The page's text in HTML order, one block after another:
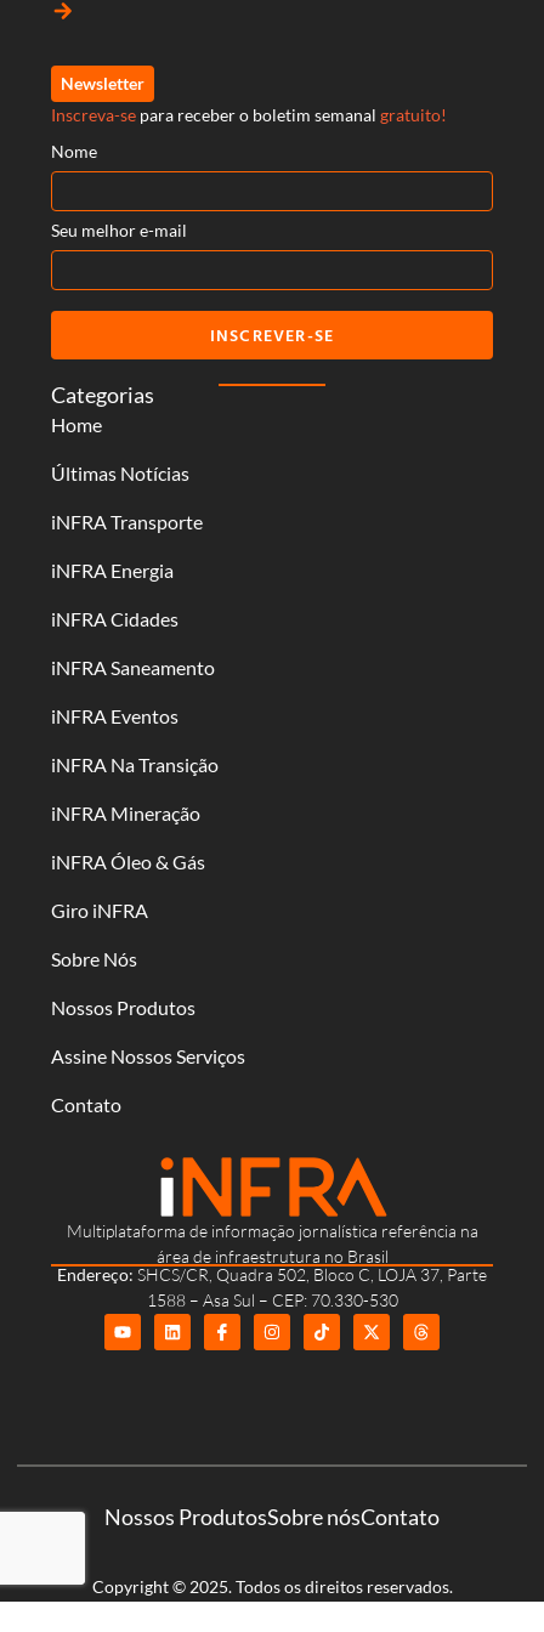
Multiplataforma de informação jornalística referência na
área de infraestrutura no Brasil
Endereço: SHCS/CR, Quadra 502, Bloco C, LOJA 37, Parte
1588 – Asa Sul – CEP: 70.330-530
Categorias
Home
Últimas Notícias
iNFRA Transporte
iNFRA Energia
iNFRA Cidades
iNFRA Saneamento
iNFRA Eventos
iNFRA Na Transição
iNFRA Mineração
iNFRA Óleo & Gás
Giro iNFRA
Sobre Nós
Nossos Produtos
Assine Nossos Serviços
Contato
arrow_forward
Newsletter
Inscreva-se para receber o boletim semanal gratuito!
Nome
Seu melhor e-mail
INSCREVER-SE
Nossos ProdutosSobre nósContato
Copyright © 2025. Todos os direitos reservados.